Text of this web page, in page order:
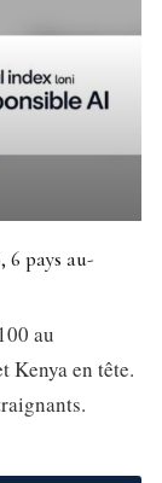
6 pays au-
au
Kenya en tête.